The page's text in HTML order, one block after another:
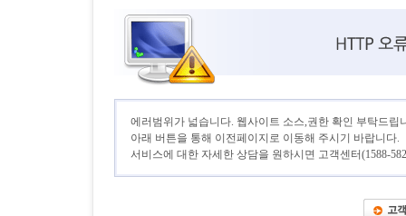
에러범위가 넓습니다. 웹사이트 소스,권한 확인 부탁드립
아래 버튼을 통해 이전페이지로 이동해 주시기 바랍니다.
서비스에 대한 자세한 상담을 원하시면 고객센터(1588-